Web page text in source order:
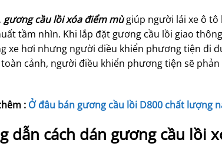
gương cầu lồi xóa điểm mùgiúp người lái xe ô tô
tầm nhìn. Khi lắp đặt gương cầu lồi giao
xe hơi nhưng người điều khiển phương tiện đi
cảnh, người điều khiển phương tiện sẽ
: Ở đâu bán gương cầu lồi D800 chất lượng
dẫn cách dán gương cầu lồi